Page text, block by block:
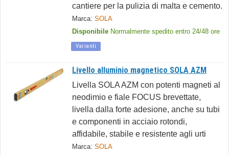
cantiere per la pulizia di malta e cemento.
Marca: SOLA
Disponibile Normalmente spedito entro 24/48 ore
Varianti
Livello alluminio magnetico SOLA AZM
Livella SOLA AZM con potenti magneti al
neodimio e fiale FOCUS brevettate,
livella dalla forte adesione, anche su tubi
e componenti in acciaio rotondi,
affidabile, stabile e resistente agli urti
Marca: SOLA